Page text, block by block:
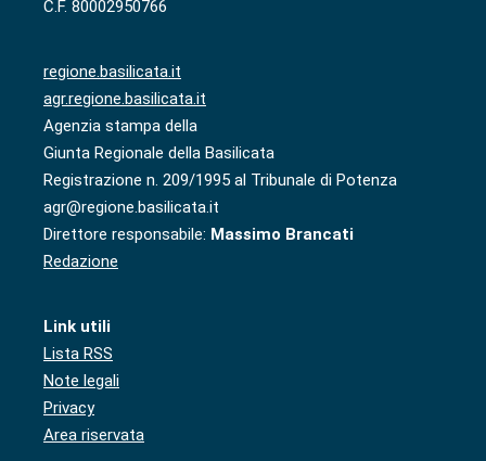
C.F. 80002950766
regione.basilicata.it
agr.regione.basilicata.it
Agenzia stampa della
Giunta Regionale della Basilicata
Registrazione n. 209/1995 al Tribunale di Potenza
agr@regione.basilicata.it
Direttore responsabile: Massimo Brancati
Redazione
Link utili
Lista RSS
Note legali
Privacy
Area riservata